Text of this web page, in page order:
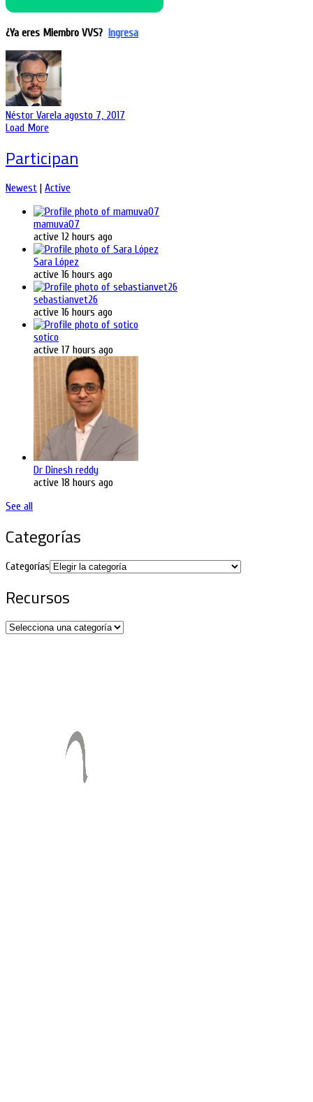
¿Ya eres Miembro VVS? Ingresa
Néstor Varela agosto 7, 2017
Load More
Participan
Newest | Active
mamuva07
active 12 hours ago
Sara López
active 16 hours ago
sebastianvet26
active 16 hours ago
sotico
active 17 hours ago
Dr Dinesh reddy
active 18 hours ago
See all
Categorías
Categorías
Recursos